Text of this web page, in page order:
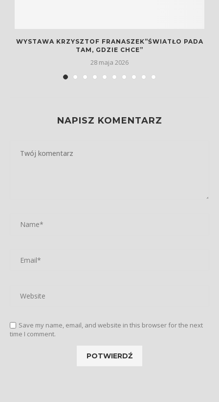
WYSTAWA KRZYSZTOF FRANASZEK”ŚWIATŁO PADA
TAM, GDZIE CHCE”
28 maja 2026
NAPISZ KOMENTARZ
Save my name, email, and website in this browser for the next
time I comment.